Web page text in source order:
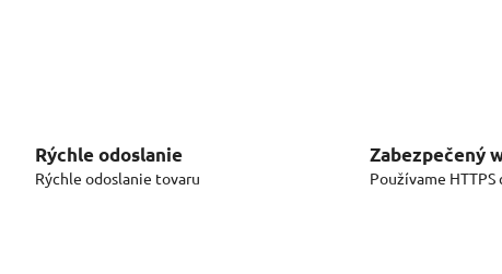
Rýchle odoslanie
Rýchle odoslanie tovaru
Zabezpečený
Používame